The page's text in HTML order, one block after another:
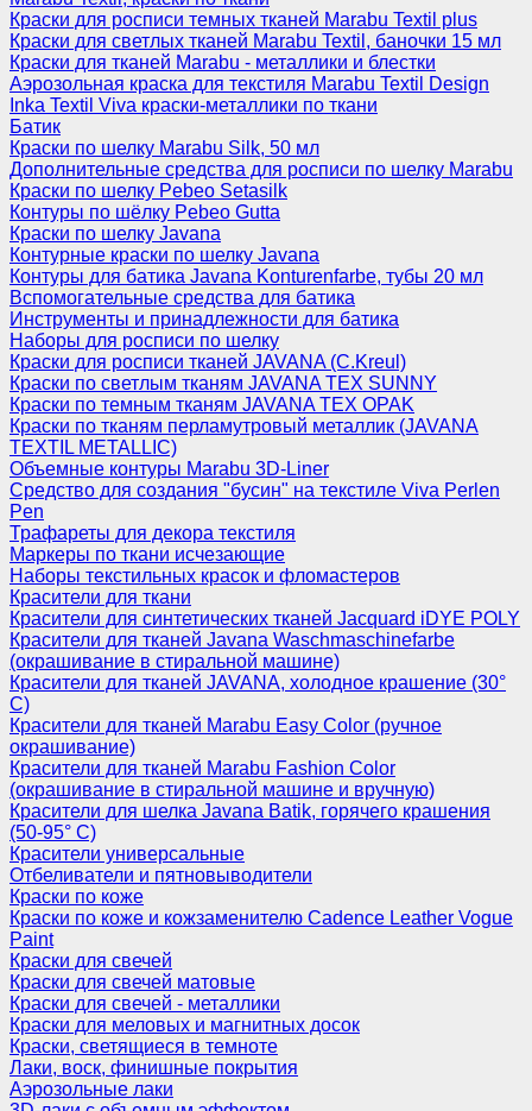
Краски для росписи темных тканей Marabu Textil plus
Краски для светлых тканей Marabu Textil, баночки 15 мл
Краски для тканей Marabu - металлики и блестки
Аэрозольная краска для текстиля Marabu Textil Design
Inka Textil Viva краски-металлики по ткани
Батик
Краски по шелку Marabu Silk, 50 мл
Дополнительные средства для росписи по шелку Marabu
Краски по шелку Pebeo Setasilk
Контуры по шёлку Pebeo Gutta
Краски по шелку Javana
Контурные краски по шелку Javana
Контуры для батика Javana Konturenfarbe, тубы 20 мл
Вспомогательные средства для батика
Инструменты и принадлежности для батика
Наборы для росписи по шелку
Краски для росписи тканей JAVANA (C.Kreul)
Краски по светлым тканям JAVANA TEX SUNNY
Краски по темным тканям JAVANA TEX OPAK
Краски по тканям перламутровый металлик (JAVANA
TEXTIL METALLIC)
Объемные контуры Marabu 3D-Liner
Средство для создания "бусин" на текстиле Viva Perlen
Pen
Трафареты для декора текстиля
Маркеры по ткани исчезающие
Наборы текстильных красок и фломастеров
Красители для ткани
Красители для синтетических тканей Jacquard iDYE POLY
Красители для тканей Javana Waschmaschinefarbe
(окрашивание в стиральной машине)
Красители для тканей JAVANA, холодное крашение (30°
С)
Красители для тканей Marabu Easy Color (ручное
окрашивание)
Красители для тканей Marabu Fashion Color
(окрашивание в стиральной машине и вручную)
Красители для шелка Javana Batik, горячего крашения
(50-95° С)
Красители универсальные
Отбеливатели и пятновыводители
Краски по коже
Краски по коже и кожзаменителю Cadence Leather Vogue
Paint
Краски для свечей
Краски для свечей матовые
Краски для свечей - металлики
Краски для меловых и магнитных досок
Краски, светящиеся в темноте
Лаки, воск, финишные покрытия
Аэрозольные лаки